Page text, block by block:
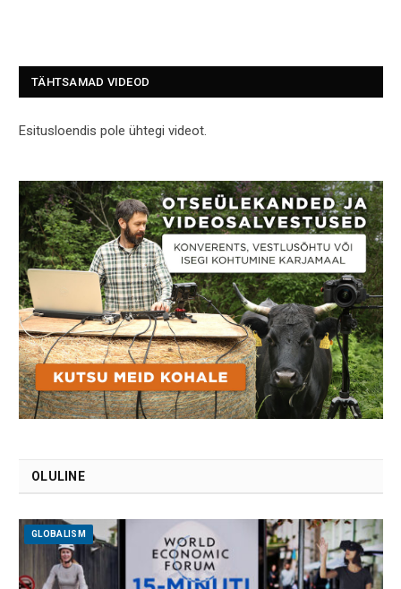
TÄHTSAMAD VIDEOD
Esitusloendis pole ühtegi videot.
OLULINE
GLOBALISM